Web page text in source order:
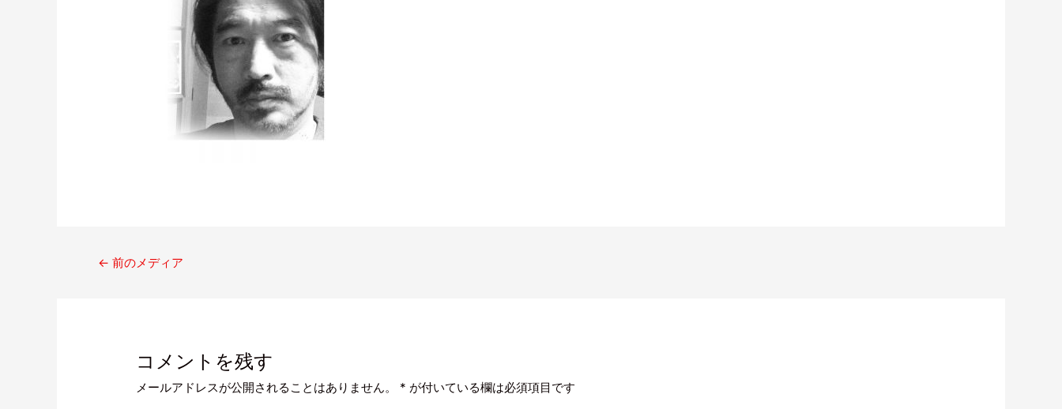
← 前のメディア
コメントを残す
メールアドレスが公開されることはありません。 * が付いている欄は必須項目です